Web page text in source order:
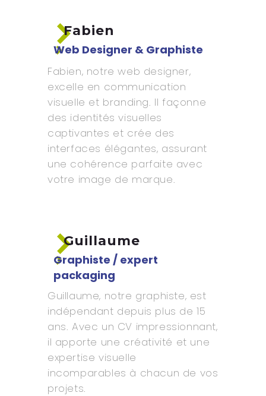
Fabien
Web Designer & Graphiste
Fabien, notre web designer,
excelle en communication
visuelle et branding. Il façonne
des identités visuelles
captivantes et crée des
interfaces élégantes, assurant
une cohérence parfaite avec
votre image de marque.
Guillaume
Graphiste / expert
packaging
Guillaume, notre graphiste, est
indépendant depuis plus de 15
ans. Avec un CV impressionnant,
il apporte une créativité et une
expertise visuelle
incomparables à chacun de vos
projets.